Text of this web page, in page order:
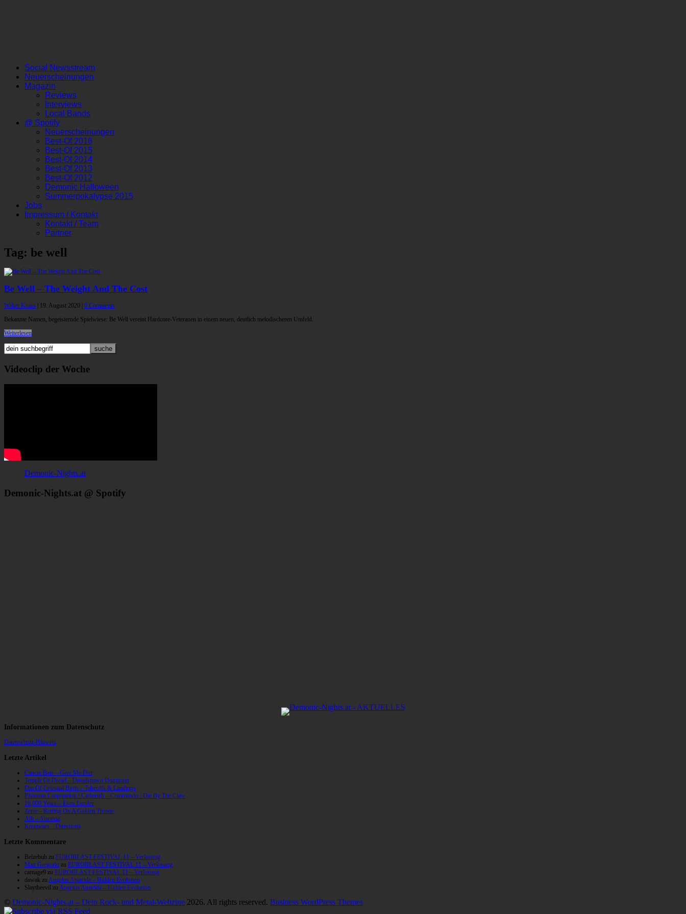
Social Newsstream
Neuerscheinungen
Magazin
Reviews
Interviews
Local Bands
@ Spotify
Neuerscheinungen
Best-Of 2016
Best-Of 2015
Best-Of 2014
Best-Of 2013
Best-Of 2012
Demonic Halloween
Summerpokalypse 2015
Jobs
Impressum / Kontakt
Kontakt / Team
Partner
Tag: be well
Be Well – The Weight And The Cost
Walter Kraus 19. August 2020 0 Comments
Bekannte Namen, begeisternde Spielwiese: Be Well vereint Hardcore-Veteranen in einem neuen, deutlich melodischeren Umfeld.
Weiterlesen
Videoclip der Woche
Demonic-Nights.at
Demonic-Nights.at @ Spotify
Informationen zum Datenschutz
Datenschutz-Hinweis
Letzte Artikel
Cancer Bats – Give Me Dirt
Temple Of Dread – Dreadspawn Dominion
Din Of Celestial Birds – Takeoffs & Landings
Phantom Corporation / Catbreath – Commando / Die By The Claw
10,000 Years – Esox Lucifer
Zerre – Rotting On A Golden Throne
Allt – Ataraxia
Knumears – Directions
Letzte Kommentare
Belzebub zu EUROBLAST FESTIVAL 11 – Verlosung
Max Gregorio zu EUROBLAST FESTIVAL 11 – Verlosung
carnage9 zu EUROBLAST FESTIVAL 11 – Verlosung
dawak zu Angelus Apatrida – Hidden Evolution
Slaytheevil zu Angelus Apatrida – Hidden Evolution
© Demonic-Nights.at – Dein Rock- und Metal-Webzine 2026. All rights reserved. Business WordPress Themes